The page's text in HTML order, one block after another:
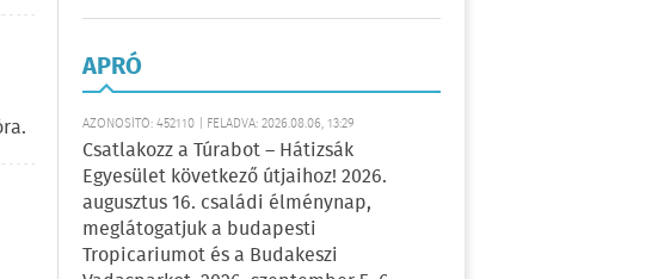
APRÓ
AZONOSÍTÓ: 452110 | FELADVA: 2026.08.06, 13:29
Csatlakozz a Túrabot – Hátizsák
Egyesület következő útjaihoz! 2026.
augusztus 16. családi élménynap,
meglátogatjuk a budapesti
Tropicariumot és a Budakeszi